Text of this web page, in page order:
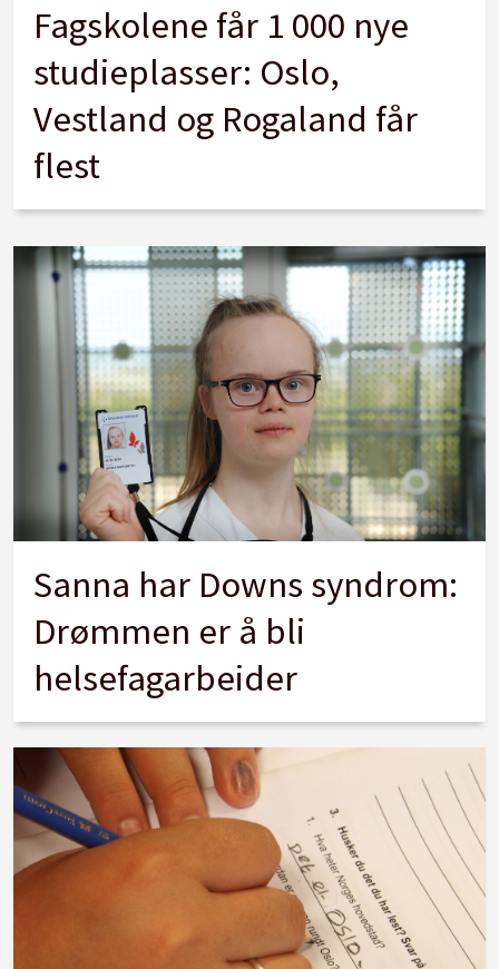
Fagskolene får 1 000 nye
studieplasser: Oslo,
Vestland og Rogaland får
flest
Sanna har Downs syndrom:
Drømmen er å bli
helsefagarbeider